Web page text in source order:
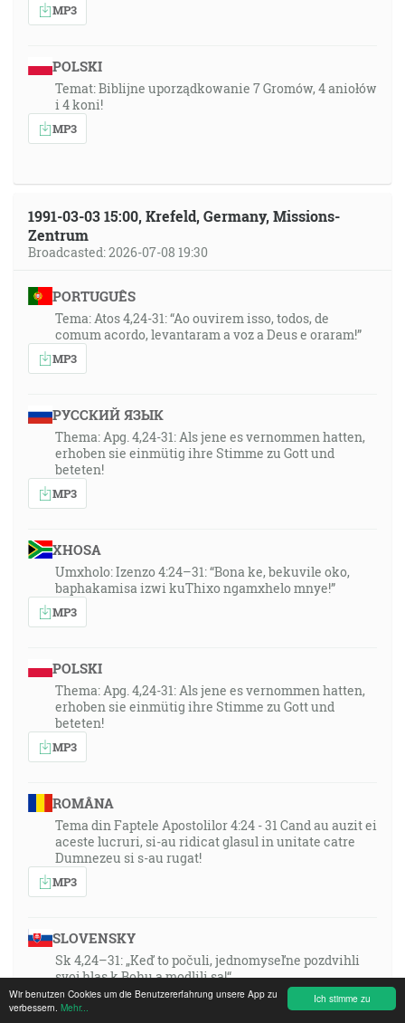
Ich stimme zu
Wir benutzen Cookies um die Benutzererfahrung unsere App zu
verbessern. Mehr...
MP3
POLSKI
Temat: Biblijne uporządkowanie 7 Gromów, 4 aniołów
i 4 koni!
MP3
1991-03-03 15:00, Krefeld, Germany, Missions-
Zentrum
Broadcasted: 2026-07-08 19:30
PORTUGUÊS
Tema: Atos 4,24-31: “Ao ouvirem isso, todos, de
comum acordo, levantaram a voz a Deus e oraram!”
MP3
РУССКИЙ ЯЗЫК
Thema: Apg. 4,24-31: Als jene es vernommen hatten,
erhoben sie einmütig ihre Stimme zu Gott und
beteten!
MP3
XHOSA
Umxholo: Izenzo 4:24–31: “Bona ke, bekuvile oko,
baphakamisa izwi kuThixo ngamxhelo mnye!”
MP3
POLSKI
Thema: Apg. 4,24-31: Als jene es vernommen hatten,
erhoben sie einmütig ihre Stimme zu Gott und
beteten!
MP3
ROMÂNA
Tema din Faptele Apostolilor 4:24 - 31 Cand au auzit ei
aceste lucruri, si-au ridicat glasul in unitate catre
Dumnezeu si s-au rugat!
MP3
SLOVENSKY
Sk 4,24–31: „Keď to počuli, jednomyseľne pozdvihli
svoj hlas k Bohu a modlili sa!“
MP3